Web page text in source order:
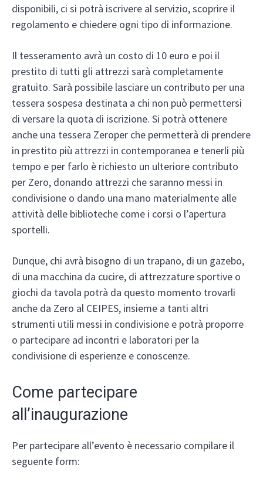
disponibili, ci si potrà iscrivere al servizio, scoprire il
regolamento e chiedere ogni tipo di informazione.
Il tesseramento avrà un costo di 10 euro e poi il
prestito di tutti gli attrezzi sarà completamente
gratuito. Sarà possibile lasciare un contributo per una
tessera sospesa destinata a chi non può permettersi
di versare la quota di iscrizione. Si potrà ottenere
anche una tessera Zeroper che permetterà di prendere
in prestito più attrezzi in contemporanea e tenerli più
tempo e per farlo è richiesto un ulteriore contributo
per Zero, donando attrezzi che saranno messi in
condivisione o dando una mano materialmente alle
attività delle biblioteche come i corsi o l’apertura
sportelli.
Dunque, chi avrà bisogno di un trapano, di un gazebo,
di una macchina da cucire, di attrezzature sportive o
giochi da tavola potrà da questo momento trovarli
anche da Zero al CEIPES, insieme a tanti altri
strumenti utili messi in condivisione e potrà proporre
o partecipare ad incontri e laboratori per la
condivisione di esperienze e conoscenze.
Come partecipare
all’inaugurazione
Per partecipare all’evento è necessario compilare il
seguente form: